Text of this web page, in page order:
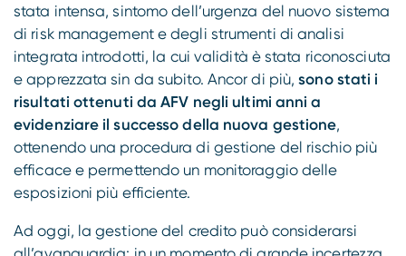
stata intensa, sintomo dell’urgenza del nuovo sistema
di risk management e degli strumenti di analisi
integrata introdotti, la cui validità è stata riconosciuta
e apprezzata sin da subito. Ancor di più,sono stati i
risultati ottenuti da AFV negli ultimi anni a
evidenziare il successo della nuova gestione,
ottenendo una procedura di gestione del rischio più
efficace e permettendo un monitoraggio delle
esposizioni più efficiente.
Ad oggi, la gestione del credito può considerarsi